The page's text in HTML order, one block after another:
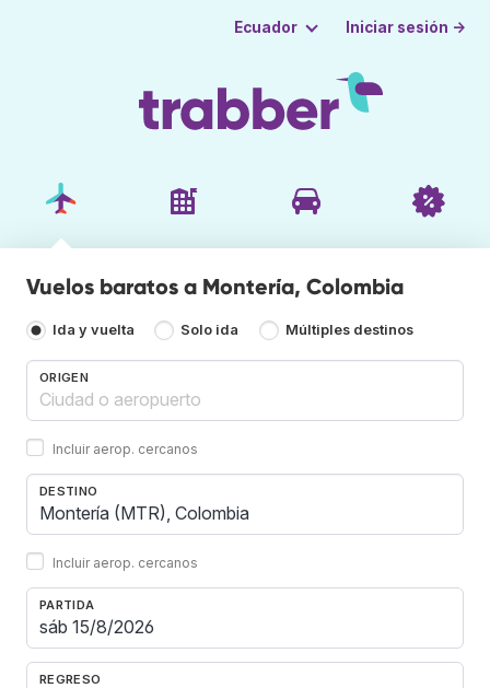
Ecuador Iniciar sesión →
Vuelos baratos a Montería, Colombia
Ida y vuelta Solo ida Múltiples destinos
ORIGEN
Incluir aerop. cercanos
DESTINO
Incluir aerop. cercanos
PARTIDA
REGRESO